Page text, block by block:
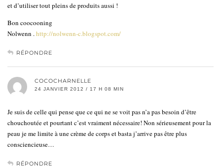
et d’utiliser tout pleins de produits aussi !
Bon coocooning
Nolwenn .http://nolwenn-c.blogspot.com/
RÉPONDRE
COCOCHARNELLE
24 JANVIER 2012 / 17 H 08 MIN
Je suis de celle qui pense que ce qui ne se voit pas n’a pas besoin d’être
chouchoutée et pourtant c’est vraiment nécessaire! Non sérieusement pour la
peau je me limite à une crème de corps et basta j’arrive pas être plus
consciencieuse…
RÉPONDRE